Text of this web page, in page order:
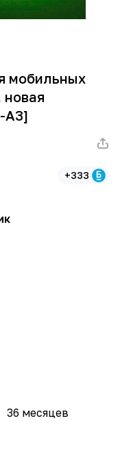
мобильных
A3]
+333
36 месяцев